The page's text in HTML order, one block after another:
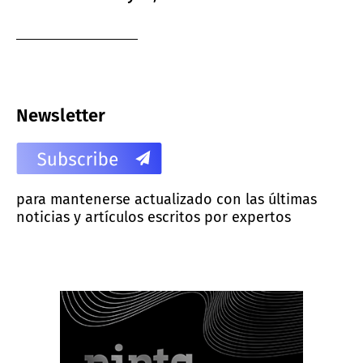
Newsletter
para mantenerse actualizado con las últimas
noticias y artículos escritos por expertos